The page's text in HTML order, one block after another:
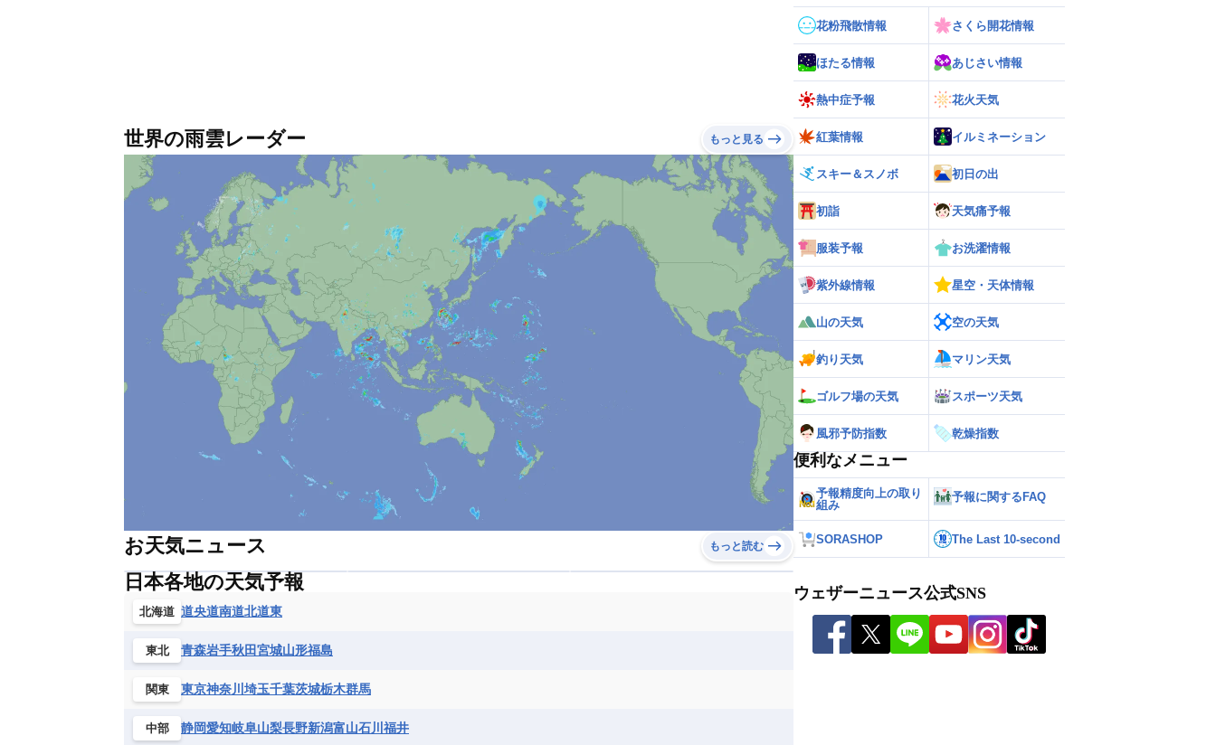
アバディーン（サウスダコタ州）
アバルア（ラロトンガ島） （クック諸島）
アビーモア（イギリス）
アピア （サモア独立国）
アブシンベル（エジプト）
アブジャ （ナイジェリア連邦共和国）
アブダビ （アラブ首長国連邦）
アペルドールン（オランダ）
アマルフィ （イタリア）
アムステルダム （オランダ）
アヤクーチョ
アラド
アラハバード （インド）
アルア
アルガラント
アルジェ（アルジェリア）
アルバカーキ（アメリカ）
世界の雨雲レーダー もっと見る
お天気ニュース もっと読む
日本各地の天気予報
北海道 道央道南道北道東
東北 青森岩手秋田宮城山形福島
関東 東京神奈川 埼玉千葉茨城栃木群馬
中部 静岡愛知岐阜山梨長野新潟富山石川 福井
花粉飛散情報 さくら開花情報
ほたる情報 あじさい情報
熱中症予報 花火天気
紅葉情報 イルミネーション
スキー＆スノボ 初日の出
初詣 天気痛予報
服装予報 お洗濯情報
紫外線情報 星空・天体情報
山の天気 空の天気
釣り天気 マリン天気
ゴルフ場の天気 スポーツ天気
風邪予防指数 乾燥指数
便利なメニュー
予報精度向上の取り
組み
予報に関するFAQ
SORASHOP The Last 10-second
ウェザーニュース公式SNS